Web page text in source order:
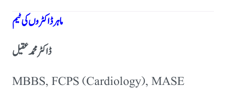
ماہر ڈاکٹروں کی ٹیم
ڈاکٹر محمد عقیل
MBBS, FCPS (Cardiology), MASE